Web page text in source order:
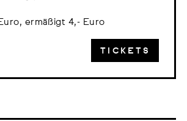
ermäßigt 4,- Euro
TICKETS